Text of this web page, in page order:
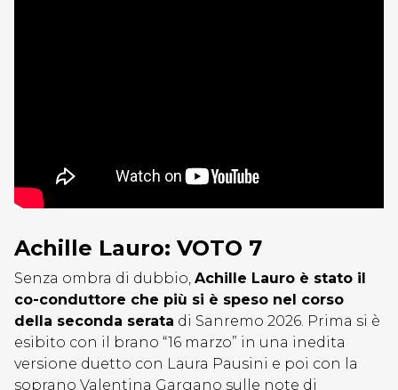
Achille Lauro: VOTO 7
Senza ombra di dubbio, Achille Lauro è stato il
co-conduttore che più si è speso nel corso
della seconda serata di Sanremo 2026. Prima si è
esibito con il brano “16 marzo” in una inedita
versione duetto con Laura Pausini e poi con la
soprano Valentina Gargano sulle note di